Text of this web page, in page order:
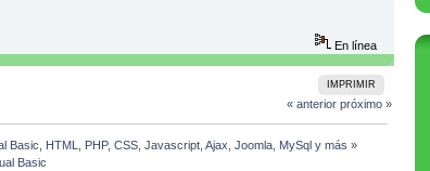
En línea
IMPRIMIR
« anterior próximo »
Basic, HTML, PHP, CSS, Javascript, Ajax, Joomla, MySql y más »
Basic